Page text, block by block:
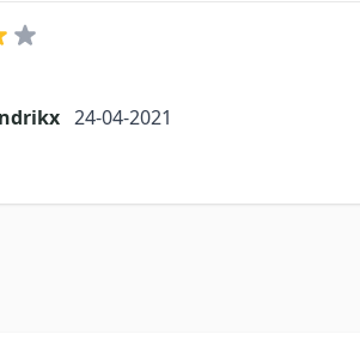
24 april 2021
24-04-2021